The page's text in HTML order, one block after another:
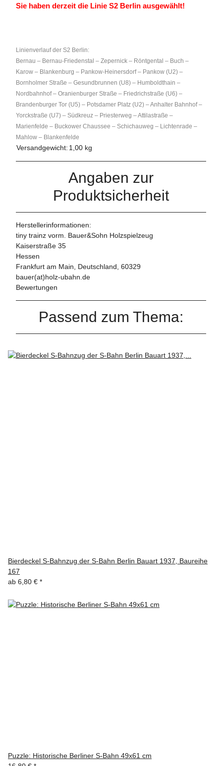
Sie haben derzeit die Linie S2 Berlin ausgewählt!
Linienverlauf der S2 Berlin:
Bernau – Bernau-Friedenstal – Zepernick – Röntgental – Buch –
Karow – Blankenburg – Pankow-Heinersdorf – Pankow (U2) –
Bornholmer Straße – Gesundbrunnen (U8) – Humboldthain –
Nordbahnhof – Oranienburger Straße – Friedrichstraße (U6) –
Brandenburger Tor (U5) – Potsdamer Platz (U2) – Anhalter Bahnhof –
Yorckstraße (U7) – Südkreuz – Priesterweg – Attilastraße –
Marienfelde – Buckower Chaussee – Schichauweg – Lichtenrade –
Mahlow – Blankenfelde
Versandgewicht: 1,00 kg
Angaben zur
Produktsicherheit
Herstellerinformationen:
tiny trainz vorm. Bauer&Sohn Holzspielzeug
Kaiserstraße 35
Hessen
Frankfurt am Main, Deutschland, 60329
bauer(at)holz-ubahn.de
Bewertungen
Passend zum Thema:
Bierdeckel S-Bahnzug der S-Bahn Berlin Bauart 1937, Baureihe
167
ab 6,80 € *
Puzzle: Historische Berliner S-Bahn 49x61 cm